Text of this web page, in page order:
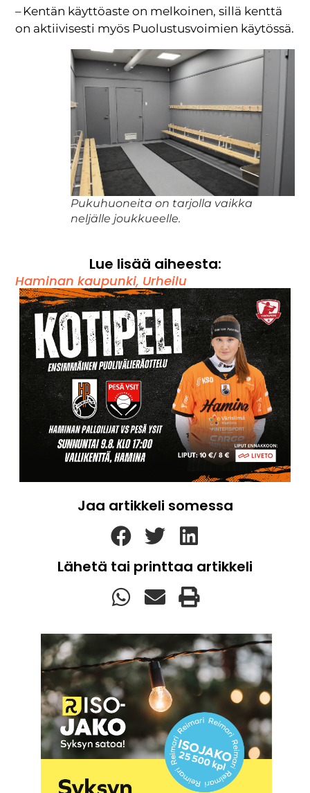
– Kentän käyttöaste on melkoinen, sillä kenttä
on aktiivisesti myös Puolustusvoimien käytössä.
Pukuhuoneita on tarjolla vaikka
neljälle joukkueelle.
Lue lisää aiheesta:
Haminan kaupunki, Urheilu
Jaa artikkeli somessa
Lähetä tai printtaa artikkeli